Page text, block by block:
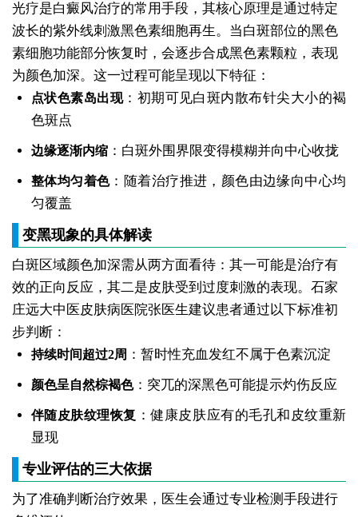
光疗是白癜风治疗的常用手段，其核心原理是通过特定
波长的紫外线刺激黑色素细胞再生。当白斑部位的黑色
素细胞功能部分恢复时，会逐步合成黑色素颗粒，表现
为颜色加深。这一过程可能呈现以下特征：
点状色素岛出现：初期可见白斑内散布针尖大小的褐
色斑点
边缘逐渐内缩：白斑外围界限变得模糊并向中心收拢
整体均匀着色：随着治疗推进，颜色由边缘向中心均
匀覆盖
变黑现象的具体解读
白斑区域颜色加深需从两方面看待：其一可能是治疗有
效的正向反应，其二是皮肤受到过度刺激的表现。石家
庄远大中医皮肤病医院张医生建议患者通过以下标准初
步判断：
持续时间超过2周 ：暂时性充血发红不属于色素沉淀
颜色呈自然棕褐色：突兀的深黑色可能提示灼伤反应
伴随皮肤纹理恢复 ：健康皮肤应有的毛孔和皮纹重新
显现
专业评估的三大依据
为了准确判断治疗效果，医生会通过专业检测手段进行